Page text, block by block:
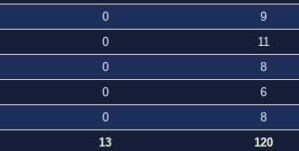
0 9
0 11
0 8
0 6
0 8
13 120